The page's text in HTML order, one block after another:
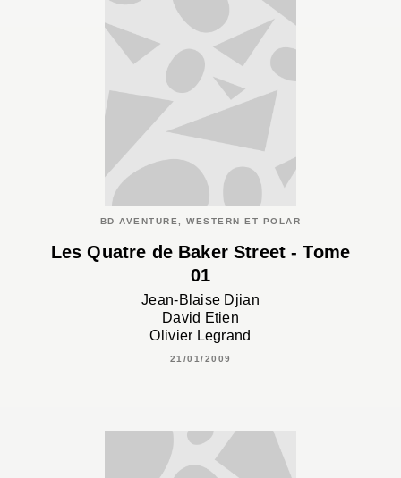
BD AVENTURE, WESTERN ET POLAR
Les Quatre de Baker Street - Tome
01
Jean-Blaise Djian
David Etien
Olivier Legrand
21/01/2009